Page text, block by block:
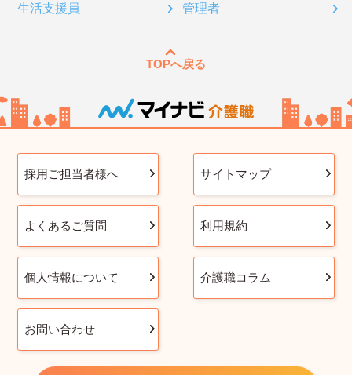
生活支援員 管理者
TOPへ戻る
採用ご担当者様へ サイトマップ
よくあるご質問 利用規約
個人情報について 介護職コラム
お問い合わせ